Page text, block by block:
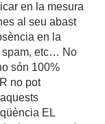
en la mesura
al seu abast
en la
spam, etc… No
són 100%
no pot
EL